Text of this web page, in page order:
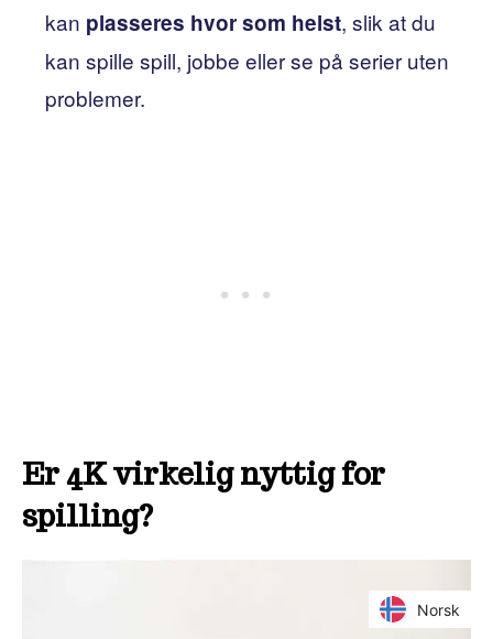
kan plasseres hvor som helst, slik at du
kan spille spill, jobbe eller se på serier uten
problemer.
Er 4K virkelig nyttig for
spilling?
Norsk
Norsk